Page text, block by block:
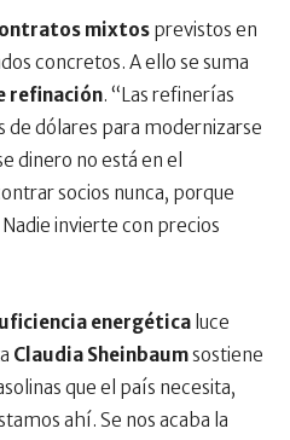
mixtos previstos en
concretos. A ello se suma
refinación. “Las refinerías
dólares para modernizarse
dinero no está en el
socios nunca, porque
Nadie invierte con precios
energética luce
Claudia Sheinbaumsostiene
que el país necesita,
ahí. Se nos acaba la